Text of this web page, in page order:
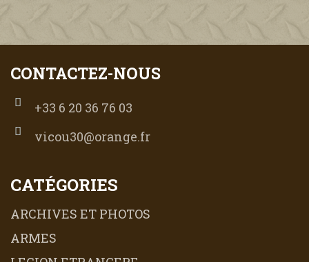
CONTACTEZ-NOUS
+33 6 20 36 76 03
vicou30@orange.fr
CATÉGORIES
ARCHIVES ET PHOTOS
ARMES